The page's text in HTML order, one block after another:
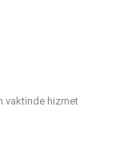
vaktinde hizmet